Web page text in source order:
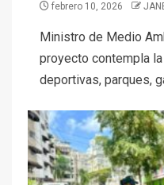
febrero 10, 2026
Ministro de Medio
proyecto contempla
deportivas, parques,